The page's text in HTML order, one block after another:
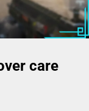
care